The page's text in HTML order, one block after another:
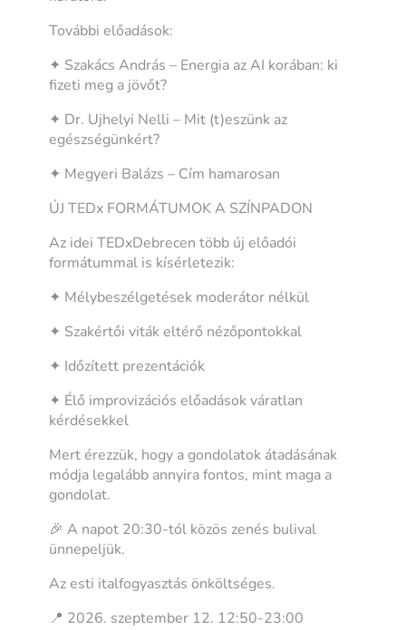
További előadások:
✦ Szakács András – Energia az AI korában: ki
fizeti meg a jövőt?
✦ Dr. Ujhelyi Nelli – Mit (t)eszünk az
egészségünkért?
✦ Megyeri Balázs – Cím hamarosan
ÚJ TEDx FORMÁTUMOK A SZÍNPADON
Az idei TEDxDebrecen több új előadói
formátummal is kísérletezik:
✦ Mélybeszélgetések moderátor nélkül
✦ Szakértői viták eltérő nézőpontokkal
✦ Időzített prezentációk
✦ Élő improvizációs előadások váratlan
kérdésekkel
Mert érezzük, hogy a gondolatok átadásának
módja legalább annyira fontos, mint maga a
gondolat.
🎉 A napot 20:30-tól közös zenés bulival
ünnepeljük.
Az esti italfogyasztás önköltséges.
📍 2026. szeptember 12. 12:50-23:00